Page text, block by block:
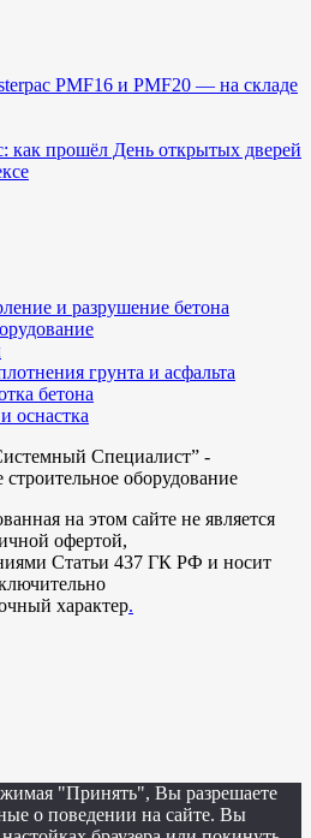
PMF16 и PMF20 — на складе
как прошёл День открытых дверей
и разрушение бетона
грунта и асфальта
бетона
оснастка
Специалист” -
оборудование
на этом сайте не является
офертой,
Статьи 437 ГК РФ и носит
характер.
"Принять", Вы разрешаете
о поведении на сайте. Вы